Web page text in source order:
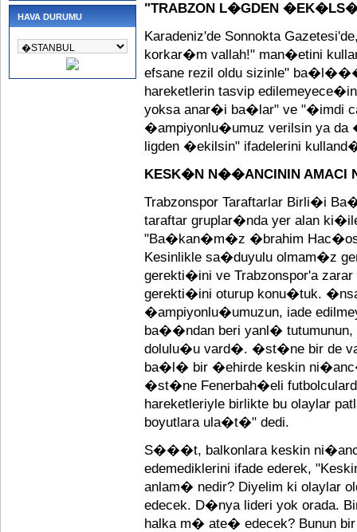
HAVA DURUMU
"TRABZON L�GDEN
Karadeniz'de Sonnokta
korkar�m vallah!" man�etini
efsane rezil oldu sizinle"
hareketlerin tasvip
yoksa anar�i ba�lar" ve "�imdi
�ampiyonlu�umuz verilsin ya da
ligden �ekilsin" ifadelerini
KESK�N N��ANCININ AMACI
Trabzonspor Taraftarlar Birli�i
taraftar gruplar�nda yer alan
"Ba�kan�m�z �brahim
Kesinlikle sa�duyulu olmam�z
gerekti�ini ve Trabzonspor'a
gerekti�ini oturup konu�tuk.
�ampiyonlu�umuzun, iade
ba��ndan beri yanl� tutumunun,
dolulu�u vard�. �st�ne bir de
ba�l� bir �ehirde keskin
�st�ne Fenerbah�eli
hareketleriyle birlikte bu olaylar
boyutlara ula�t�" dedi.
S���t, balkonlara keskin
edemediklerini ifade ederek,
anlam� nedir? Diyelim ki olaylar
edecek. D�nya lideri yok orada.
halka m� ate� edecek? Bunun